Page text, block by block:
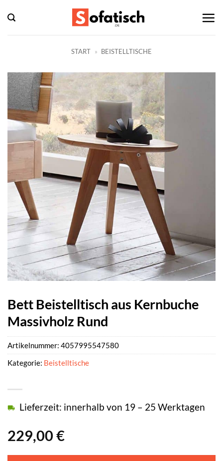
Inhalt
springen
START » BEISTELLTISCHE
Bett Beistelltisch aus Kernbuche
Massivholz Rund
229,00 €
Lieferzeit: innerhalb von 19 – 25 Werktagen
Artikelnummer: 4057995547580
Kategorie: Beistelltische